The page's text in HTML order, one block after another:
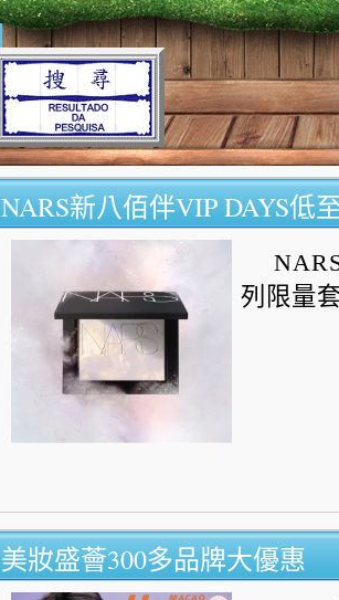
NARS新八佰伴VIP DAYS低
列限量
美妝盛薈300多品牌大優惠